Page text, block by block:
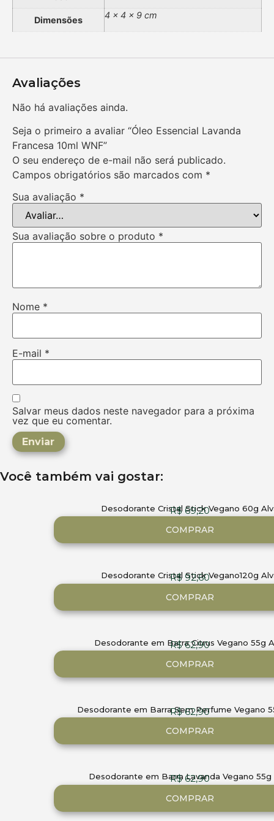
Dimensões 4 × 4 × 9 cm
Avaliações
Não há avaliações ainda.
Seja o primeiro a avaliar “Óleo Essencial Lavanda
Francesa 10ml WNF”
O seu endereço de e-mail não será publicado.
Campos obrigatórios são marcados com *
Sua avaliação *
Sua avaliação sobre o produto *
Nome *
E-mail *
Salvar meus dados neste navegador para a próxima
vez que eu comentar.
Você também vai gostar:
Desodorante Cristal Stick Vegano 60g
R$69,20
COMPRAR
Desodorante Cristal Stick Vegano120g
R$92,60
COMPRAR
Desodorante em Barra Citrus Vegano 55g
R$62,90
COMPRAR
Desodorante em Barra Sem Perfume Vegano
R$62,90
COMPRAR
Desodorante em Barra Lavanda Vegano 55g
R$62,90
COMPRAR